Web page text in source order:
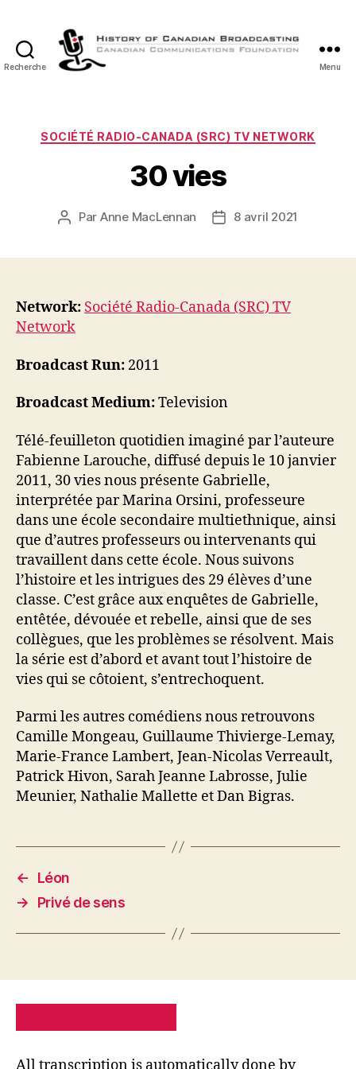
Recherche
Radiodiffusion
Menu
Catégories
SOCIÉTÉ RADIO-CANADA (SRC) TV NETWORK
30 vies
Auteur
Par Anne MacLennan
Date8 avril 2021
Network: Société Radio-Canada (SRC) TV
Network
Broadcast Run: 2011
Broadcast Medium:Television
Télé-feuilleton quotidien imaginé par l’auteure
Fabienne Larouche, diffusé depuis le 10 janvier
2011, 30 vies nous présente Gabrielle,
interprétée par Marina Orsini, professeure
dans une école secondaire multiethnique, ainsi
que d’autres professeurs ou intervenants qui
travaillent dans cette école. Nous suivons
l’histoire et les intrigues des 29 élèves d’une
classe. C’est grâce aux enquêtes de Gabrielle,
entêtée, dévouée et rebelle, ainsi que de ses
collègues, que les problèmes se résolvent. Mais
la série est d’abord et avant tout l’histoire de
vies qui se côtoient, s’entrechoquent.
Parmi les autres comédiens nous retrouvons
Camille Mongeau, Guillaume Thivierge-Lemay,
Marie-France Lambert, Jean-Nicolas Verreault,
Patrick Hivon, Sarah Jeanne Labrosse, Julie
Meunier, Nathalie Mallette et Dan Bigras.
←
Léon
→
Privé de sens